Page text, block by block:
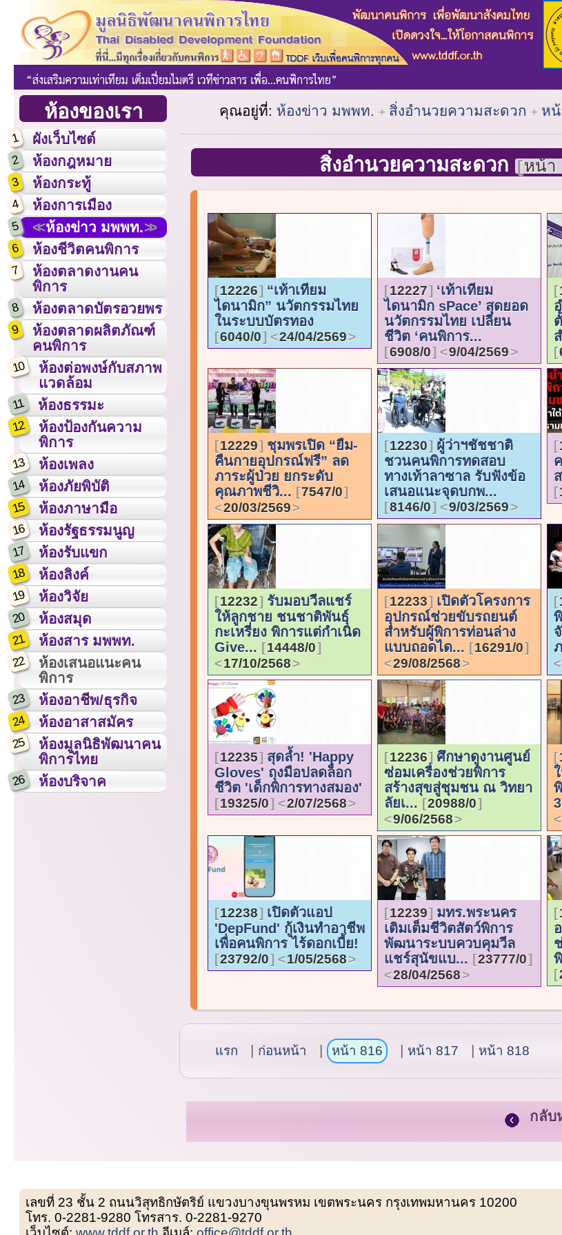
ห้องของเรา
1 ผังเว็บไซต์
2 ห้องกฎหมาย
3 ห้องกระทู้
4 ห้องการเมือง
5 ห้องข่าว มพพท.
6 ห้องชีวิตคนพิการ
7
ห้องตลาดงานคน
พิการ
8 ห้องตลาดบัตรอวยพร
9
ห้องตลาดผลิตภัณฑ์
คนพิการ
10
ห้องต่อพงษ์กับสภาพ
แวดล้อม
11 ห้องธรรมะ
12
ห้องป้องกันความ
พิการ
13 ห้องเพลง
14 ห้องภัยพิบัติ
15 ห้องภาษามือ
16 ห้องรัฐธรรมนูญ
17 ห้องรับแขก
18 ห้องลิงค์
19 ห้องวิจัย
20 ห้องสมุด
21 ห้องสาร มพพท.
22
ห้องเสนอแนะคน
พิการ
23 ห้องอาชีพ/ธุรกิจ
24 ห้องอาสาสมัคร
25
ห้องมูลนิธิพัฒนาคน
พิการไทย
26 ห้องบริจาค
คุณอยู่ที่: ห้องข่าว มพพท. สิ่งอำนวยความสะดวก หน้
สิ่งอำนวยความสะดวก หน้า
12226
“เท้าเทียม
ไดนามิก” นวัตกรรมไทย
ในระบบบัตรทอง
6040/0 24/04/2569
12227
‘เท้าเทียม
ไดนามิก sPace’ สุดยอด
นวัตกรรมไทย เปลี่ยน
ชีวิต ‘คนพิการ...
6908/0 9/04/2569
12229
ชุมพรเปิด “ยืม-
คืนกายอุปกรณ์ฟรี” ลด
ภาระผู้ป่วย ยกระดับ
คุณภาพชีวิ...
7547/0
20/03/2569
12230
ผู้ว่าฯชัชชาติ
ชวนคนพิการทดสอบ
ทางเท้าลาซาล รับฟังข้อ
เสนอแนะจุดบกพ...
8146/0 9/03/2569
12232
รับมอบวีลแชร์
ให้ลูกชาย ชนชาติพันธุ์
กะเหรี่ยง พิการแต่กำเนิด
Give...
14448/0
17/10/2568
12233
เปิดตัวโครงการ
อุปกรณ์ช่วยขับรถยนต์
สำหรับผู้พิการท่อนล่าง
แบบถอดได...
16291/0
29/08/2568
12235
สุดล้ำ! 'Happy
Gloves' ถุงมือปลดล็อก
ชีวิต 'เด็กพิการทางสมอง'
19325/0 2/07/2568
12236
ศึกษาดูงานศูนย์
ซ่อมเครื่องช่วยพิการ
สร้างสุขสู่ชุมชน ณ วิทยา
ลัยเ...
20988/0
9/06/2568
12238
เปิดตัวแอป
'DepFund' กู้เงินทำอาชีพ
เพื่อคนพิการ ไร้ดอกเบี้ย!
23792/0 1/05/2568
12239
มทร.พระนคร
เติมเต็มชีวิตสัตว์พิการ
พัฒนาระบบควบคุมวีล
แชร์สุนัขแบ...
23777/0
28/04/2568
แรก ก่อนหน้า หน้า 816 หน้า 817 หน้า 818
กลับ
เลขที่ 23 ชั้น 2 ถนนวิสุทธิกษัตริย์ แขวงบางขุนพรหม เขตพระนคร กรุงเทพมหานคร 10200
โทร. 0-2281-9280 โทรสาร. 0-2281-9270